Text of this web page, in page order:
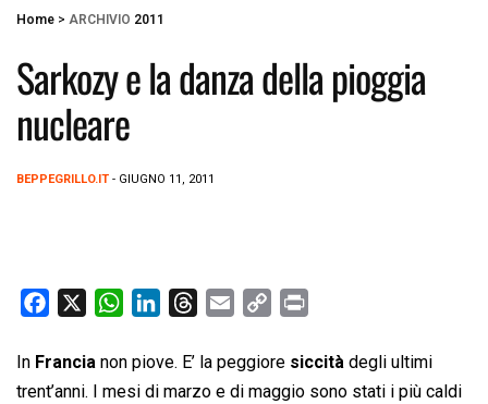
Home > ARCHIVIO 2011
Sarkozy e la danza della pioggia
nucleare
BEPPEGRILLO.IT - GIUGNO 11, 2011
c
e
W
a
t
n
k
r
e
a
i
p
y
i
n
In Francia non piove. E’ la peggiore siccità degli ultimi
trent’anni. I mesi di marzo e di maggio sono stati i più caldi